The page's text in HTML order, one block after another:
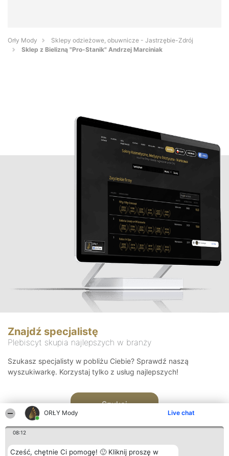
ORŁY Mody Live chat
08:12
Cześć, chętnie Ci pomogę! 🙂 Kliknij proszę w
Orły Mody
Sklepy odzieżowe, obuwnicze - Jastrzębie-Zdrój
Sklep z Bielizną "Pro-Stanik" Andrzej Marciniak
Znajdź specjalistę
Plebiscyt skupia najlepszych w branży
Szukasz specjalisty w pobliżu Ciebie? Sprawdź naszą
wyszukiwarkę. Korzystaj tylko z usług najlepszych!
Szukaj